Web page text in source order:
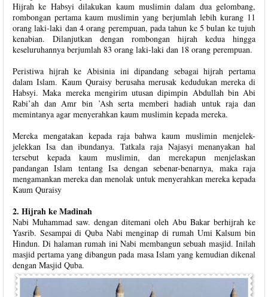
Hijrah ke Habsyi dilakukan kaum muslimin dalam dua gelombang,
rombongan pertama kaum muslimin yang berjumlah lebih kurang 11
orang laki-laki dan 4 orang perempuan, pada tahun ke 5 bulan ke tujuh
kenabian. Dilanjutkan dengan rombongan hijrah kedua hingga
keseluruhannya berjumlah 83 orang laki-laki dan 18 orang perempuan.
Peristiwa hijrah ke Abisinia ini dipandang sebagai hijrah pertama
dalam Islam. Kaum Quraisy berusaha merusak kedudukan mereka di
Habsyi. Maka mereka mengirim utusan dipimpin Abdullah bin Abi
Rabi’ah dan Amr bin ’Ash serta memberi hadiah untuk raja dan
memintanya agar menyerahkan kaum muslimin kepada mereka.
Mereka mengatakan kepada raja bahwa kaum muslimin menjelek-
jelekkan Isa dan ibundanya. Tatkala raja Najasyi menanyakan hal
tersebut kepada kaum muslimin, dan merekapun menjelaskan
pandangan Islam tentang Isa dengan sebenar-benarnya, maka raja
mengamankan mereka dan menolak untuk menyerahkan mereka kepada
Kaum Quraisy
2. Hijrah ke Madinah
Nabi Muhammad saw. dengan ditemani oleh Abu Bakar berhijrah ke
Yasrib. Sesampai di Quba Nabi menginap di rumah Umi Kalsum bin
Hindun. Di halaman rumah ini Nabi membangun sebuah masjid. Inilah
masjid pertama yang dibangun pada masa Islam yang kemudian dikenal
dengan Masjid Quba.